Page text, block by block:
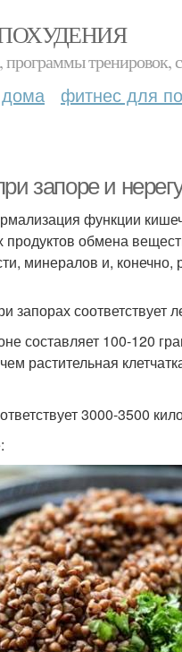
тренировок,
фитнес для
запоре и
функции
продуктов обмена
минералов и, конечно,
запорах соответствует
составляет 100-120
растительная
3000-3500